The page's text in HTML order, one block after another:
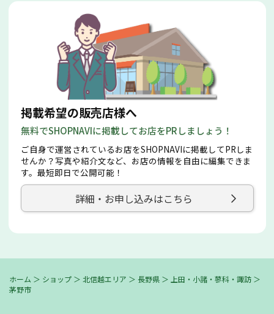
掲載希望の販売店様へ
無料でSHOPNAVIに掲載してお店をPRしましょう！
ご自身で運営されているお店をSHOPNAVIに掲載してPRしま
せんか？写真や紹介文など、お店の情報を自由に編集できま
す。最短即日で公開可能！
詳細・お申し込みはこちら
ホーム ＞ ショップ ＞ 北信越エリア ＞ 長野県 ＞ 上田・小諸・蓼科・諏訪 ＞
茅野市